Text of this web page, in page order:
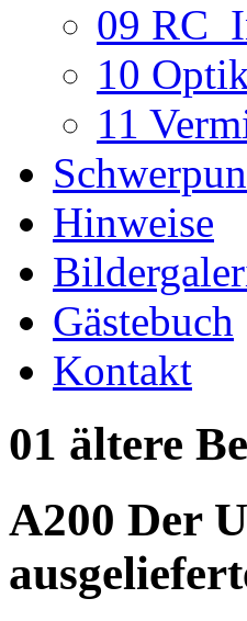
09
10
11
Hinweise
Gästebuch
Kontakt
01 ältere
A200 Der